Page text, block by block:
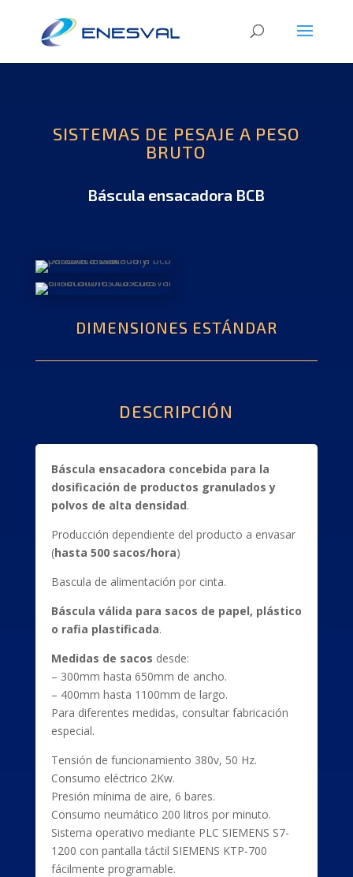
SISTEMAS DE PESAJE A PESO
BRUTO
Báscula ensacadora BCB
DIMENSIONES ESTÁNDAR
DESCRIPCIÓN
Báscula ensacadora concebida para la
dosificación de productos granulados y
polvos de alta densidad.
Producción dependiente del producto a envasar
(hasta 500 sacos/hora)
Bascula de alimentación por cinta.
Báscula válida para sacos de papel, plástico
o rafia plastificada.
Medidas de sacos desde:
– 300mm hasta 650mm de ancho.
– 400mm hasta 1100mm de largo.
Para diferentes medidas, consultar fabricación
especial.
Tensión de funcionamiento 380v, 50 Hz.
Consumo eléctrico 2Kw.
Presión mínima de aire, 6 bares.
Consumo neumático 200 litros por minuto.
Sistema operativo mediante PLC SIEMENS S7-
1200 con pantalla táctil SIEMENS KTP-700
fácilmente programable.